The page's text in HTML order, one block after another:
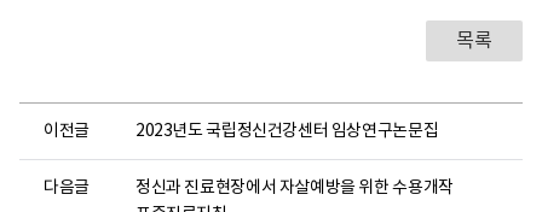
목록
이전글 2023년도 국립정신건강센터 임상연구논문집
다음글
정신과 진료현장에서 자살예방을 위한 수용개작